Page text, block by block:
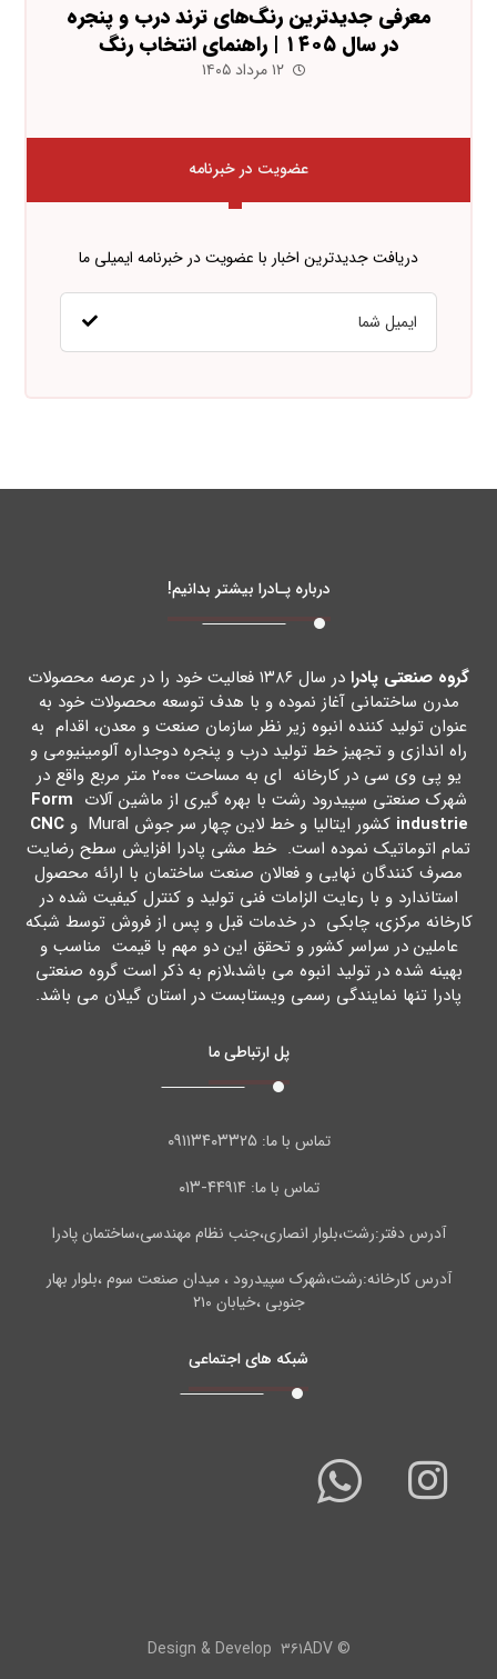
معرفی جدیدترین رنگ‌های ترند درب و پنجره
در سال ۱۴۰۵ | راهنمای انتخاب رنگ
۱۲ مرداد ۱۴۰۵
عضویت در خبرنامه
دریافت جدیدترین اخبار با عضویت در خبرنامه ایمیلی ما
درباره پـادرا بیشتر بدانیم!
گروه صنعتی پادرا
در سال ۱۳۸۶ فعالیت خود را در عرصه محصولات
مدرن ساختمانی آغاز نموده و با هدف توسعه محصولات خود به
عنوان تولید کننده انبوه زیر نظر سازمان صنعت و معدن، اقدام به
راه اندازي و تجهیز خط تولید درب و پنجره دوجداره آلومینیومی و
یو پی وي سی در کارخانه اي به مساحت ۲۰۰۰ متر مربع واقع در
شهرك صنعتی سپیدرود رشت با بهره گیري از ماشین آلات Form
industrie کشور ایتالیا و خط لاین چهار سر جوش Mural و
CNC
تمام اتوماتیک نموده است. خط مشی پادرا افزایش سطح رضایت
مصرف کنندگان نهایی و فعالان صنعت ساختمان با ارائه محصول
استاندارد و با رعایت الزامات فنی تولید و کنترل کیفیت شده در
کارخانه مرکزي، چابکی در خدمات قبل و پس از فروش توسط شبکه
عاملین در سراسر کشور و تحقق این دو مهم با قیمت مناسب و
بهینه شده در تولید انبوه می باشد،لازم به ذکر است گروه صنعتی
پادرا تنها نمایندگی رسمی ویستابست در استان گیلان می باشد.
پل ارتباطی ما
تماس با ما:۰۹۱۱۳۴۰۳۳۲۵
تماس با ما: ۴۴۹۱۴-۰۱۳
آدرس دفتر:رشت،بلوار انصاری،جنب نظام مهندسی،ساختمان پادرا
آدرس کارخانه:رشت،شهرک سپیدرود ، میدان صنعت سوم ،بلوار بهار
جنوبی ،خیابان ۲۱۰
شبکه های اجتماعی
© Design & Develop۳۶۱ADV